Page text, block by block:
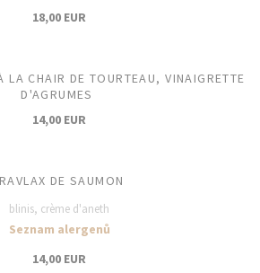
18,00 EUR
LA CHAIR DE TOURTEAU, VINAIGRETTE
D'AGRUMES
14,00 EUR
DE SAUMON
blinis, crème d'aneth
Seznam alergenů
14,00 EUR